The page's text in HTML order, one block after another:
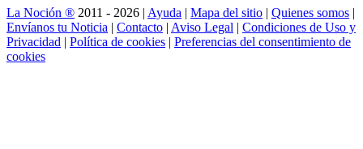
La Noción ® 2011 - 2026 | Ayuda | Mapa del sitio | Quienes somos |
Envíanos tu Noticia | Contacto | Aviso Legal | Condiciones de Uso y
Privacidad | Política de cookies | Preferencias del consentimiento de
cookies